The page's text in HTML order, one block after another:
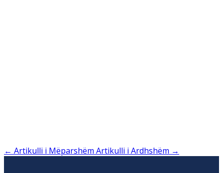
← Artikulli i Mëparshëm Artikulli i Ardhshëm →